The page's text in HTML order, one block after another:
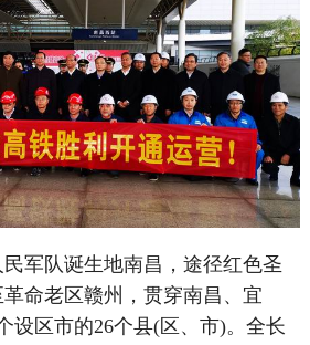
队诞生地南昌，途径红色圣
命老区赣州，贯穿南昌、宜
设区市的26个县(区、市)。全长